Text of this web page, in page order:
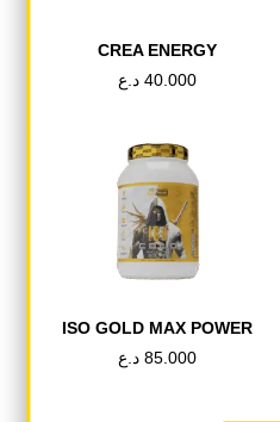
المغرفة مرفقة في
Tweet This Product
Pin This Product
CREA ENERGY
40.000 د.ع
ISO GOLD MAX POWER
85.000 د.ع